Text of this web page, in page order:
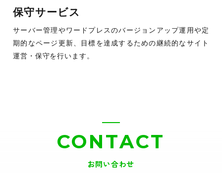
保守サービス
サーバー管理やワードプレスのバージョンアップ運用や定
期的なページ更新、目標を達成するための継続的なサイト
運営・保守を行います。
CONTACT
お問い合わせ